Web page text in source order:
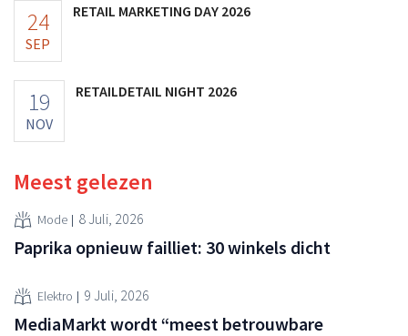
24
SEP
RETAIL MARKETING DAY 2026
19
NOV
RETAILDETAIL NIGHT 2026
Meest gelezen
Mode 8 Juli, 2026
Paprika opnieuw failliet: 30 winkels dicht
Elektro 9 Juli, 2026
MediaMarkt wordt “meest betrouwbare